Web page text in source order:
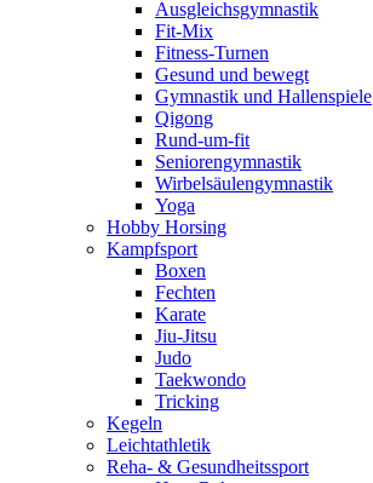
Ausgleichsgymnastik
Fit-Mix
Fitness-Turnen
Gesund und bewegt
Gymnastik und Hallenspiele
Qigong
Rund-um-fit
Seniorengymnastik
Wirbelsäulengymnastik
Yoga
Hobby Horsing
Kampfsport
Boxen
Fechten
Karate
Jiu-Jitsu
Judo
Taekwondo
Tricking
Kegeln
Leichtathletik
Reha- & Gesundheitssport